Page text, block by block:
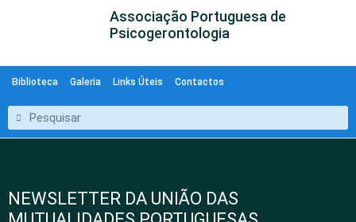
Associação Portuguesa de
Psicogerontologia
Biblioteca Galeria Links Úteis Contactos
NEWSLETTER DA UNIÃO DAS